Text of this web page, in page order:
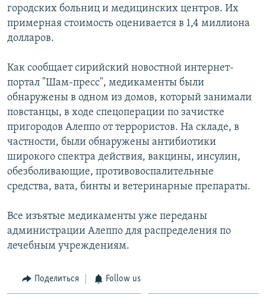
СПОРТ
АРХИВ
Հայերեն
English
Русский
Все сайты Радио Азатутюн
городских больниц и медицинских центров. Их
примерная стоимость оценивается в 1,4 миллиона
долларов.
Как сообщает сирийский новостной интернет-
портал "Шам-пресс", медикаменты были
обнаружены в одном из домов, который занимали
повстанцы, в ходе спецоперации по зачистке
пригородов Алеппо от террористов. На складе, в
частности, были обнаружены антибиотики
широкого спектра действия, вакцины, инсулин,
обезболивающие, противовоспалительные
средства, вата, бинты и ветеринарные препараты.
Все изъятые медикаменты уже переданы
администрации Алеппо для распределения по
лечебным учреждениям.
Поделиться Follow us